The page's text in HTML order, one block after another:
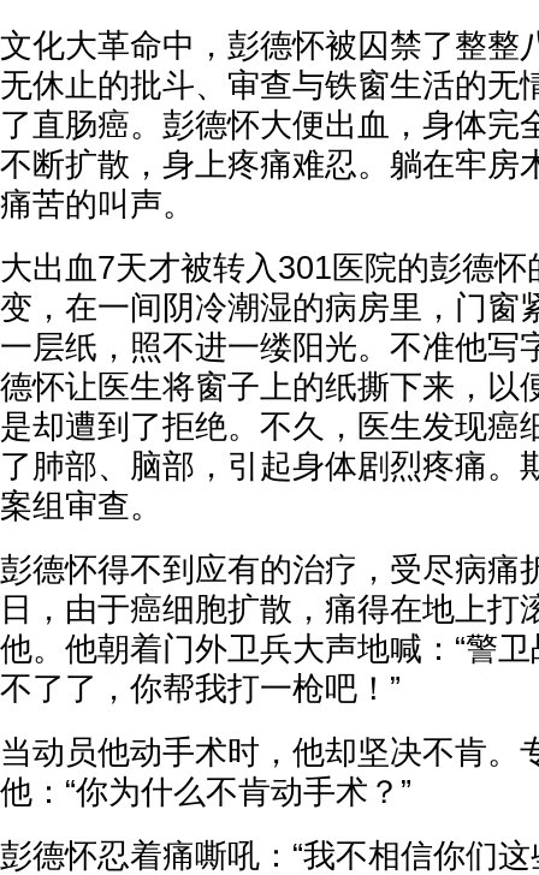
文化大革命中，彭德怀被囚禁了整整
无休止的批斗、审查与铁窗生活的无
了直肠癌。彭德怀大便出血，身体完
不断扩散，身上疼痛难忍。躺在牢房
痛苦的叫声。
大出血7天才被转入301医院的彭德
变，在一间阴冷潮湿的病房里，门窗
一层纸，照不进一缕阳光。不准他写
德怀让医生将窗子上的纸撕下来，以
是却遭到了拒绝。不久，医生发现癌
了肺部、脑部，引起身体剧烈疼痛。
案组审查。
彭德怀得不到应有的治疗，受尽病痛
日，由于癌细胞扩散，痛得在地上打
他。他朝着门外卫兵大声地喊：“警
不了了，你帮我打一枪吧！”
当动员他动手术时，他却坚决不肯。
他：“你为什么不肯动手术？”
彭德怀忍着痛嘶吼：“我不相信你们